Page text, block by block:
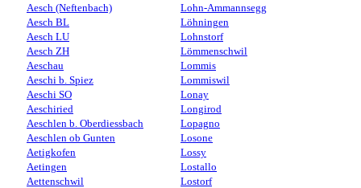
Aesch (Neftenbach)
Aesch BL
Aesch LU
Aesch ZH
Aeschau
Aeschi b. Spiez
Aeschi SO
Aeschiried
Aeschlen b. Oberdiessbach
Aeschlen ob Gunten
Aetigkofen
Aetingen
Aettenschwil
Lohn-Ammannsegg
Löhningen
Lohnstorf
Lömmenschwil
Lommis
Lommiswil
Lonay
Longirod
Lopagno
Losone
Lossy
Lostallo
Lostorf